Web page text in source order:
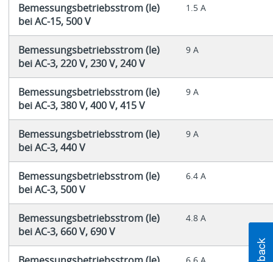
Bemessungsbetriebsstrom (le)
bei AC-15, 500 V
1.5 A
Bemessungsbetriebsstrom (le)
bei AC-3, 220 V, 230 V, 240 V
9 A
Bemessungsbetriebsstrom (le)
bei AC-3, 380 V, 400 V, 415 V
9 A
Bemessungsbetriebsstrom (le)
bei AC-3, 440 V
9 A
Bemessungsbetriebsstrom (le)
bei AC-3, 500 V
6.4 A
Bemessungsbetriebsstrom (le)
bei AC-3, 660 V, 690 V
4.8 A